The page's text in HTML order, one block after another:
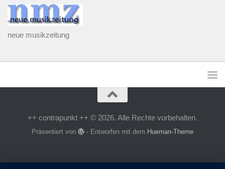
neue musikzeitung
++ contrapunkt ++ © 2026. Alle Rechte vorbehalten.
Präsentiert von - Entworfen mit dem Hueman-Theme